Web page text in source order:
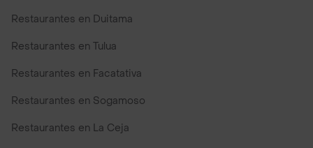
Restaurantes en Duitama
Restaurantes en Tulua
Restaurantes en Facatativa
Restaurantes en Sogamoso
Restaurantes en La Ceja